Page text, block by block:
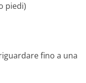
piedi)
fino a una